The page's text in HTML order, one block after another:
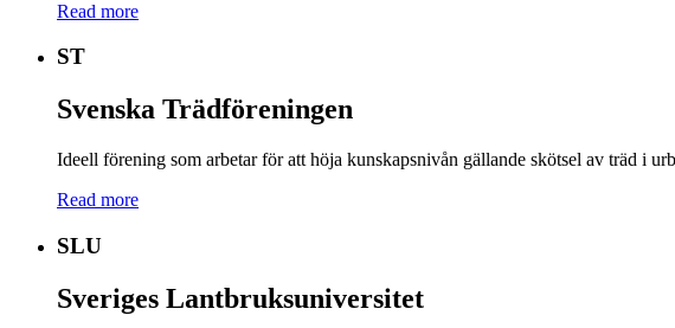
Read more
ST
Svenska Trädföreningen
Ideell förening som arbetar för att höja kunskapsnivån gällande skötsel av träd i
Read more
SLU
Sveriges Lantbruksuniversitet